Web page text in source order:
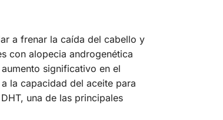
a frenar la caída del cabello y
con alopecia androgenética
significativo en el
la capacidad del aceite para
una de las principales